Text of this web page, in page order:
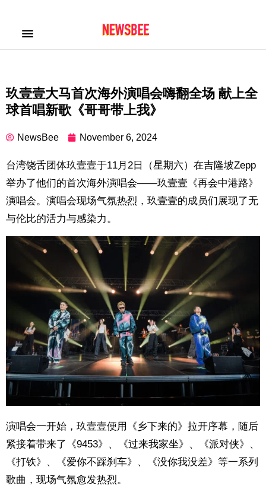
玖壹壹大马首次海外演唱会嗨翻全场 献上全
球首唱新歌《哥哥带上我》
NewsBee November 6, 2024
台湾饶舌团体玖壹壹于11月2日（星期六）在吉隆坡Zepp
举办了他们的首次海外演唱会——玖壹壹《再会中港路》
演唱会。演唱会现场气氛热烈，玖壹壹的成员们展现了无
与伦比的活力与感染力。
演唱会一开始，玖壹壹便用《乡下来的》拉开序幕，随后
紧接着带来了《9453》、《过来我家坐》、《派对侠》、
《打铁》、《爱你不踩刹车》、《没你我没差》等一系列
歌曲，现场气氛愈发热烈。